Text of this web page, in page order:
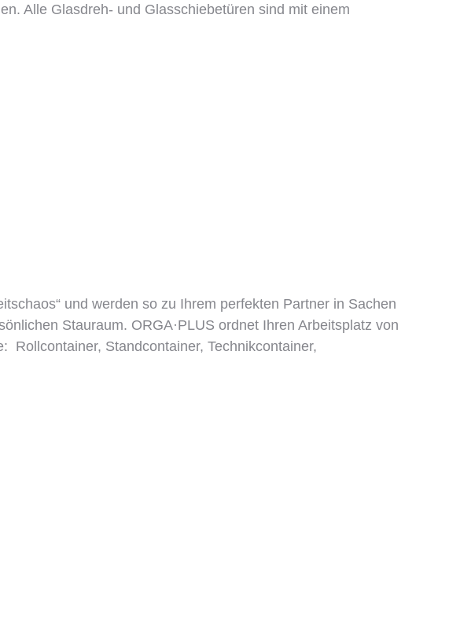
Alle Glasdreh- und Glasschiebetüren sind mit einem
und werden so zu Ihrem perfekten Partner in Sachen
Stauraum. ORGA·PLUS ordnet Ihren Arbeitsplatz von
Rollcontainer, Standcontainer, Technikcontainer,